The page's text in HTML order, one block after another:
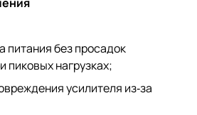
питания без просадок
пиковых нагрузках;
усилителя из‑за